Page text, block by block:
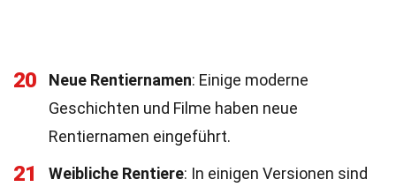
20 Neue Rentiernamen: Einige moderne
Geschichten und Filme haben neue
Rentiernamen eingeführt.
21 Weibliche Rentiere: In einigen Versionen sind